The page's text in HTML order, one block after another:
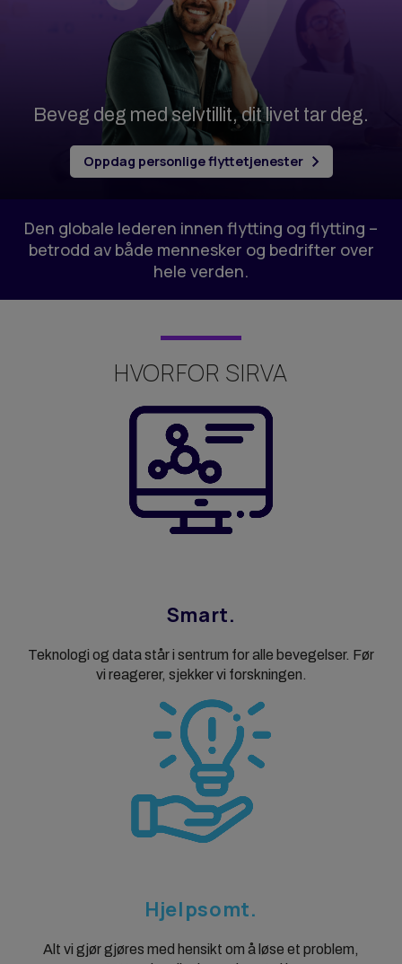
Beveg deg med selvtillit, dit livet tar deg.
Oppdag personlige flyttetjenester
Den globale lederen innen flytting og flytting –
betrodd av både mennesker og bedrifter over
hele verden.
HVORFOR SIRVA
Smart.
Teknologi og data står i sentrum for alle bevegelser. Før
vi reagerer, sjekker vi forskningen.
Hjelpsomt.
Alt vi gjør gjøres med hensikt om å løse et problem,